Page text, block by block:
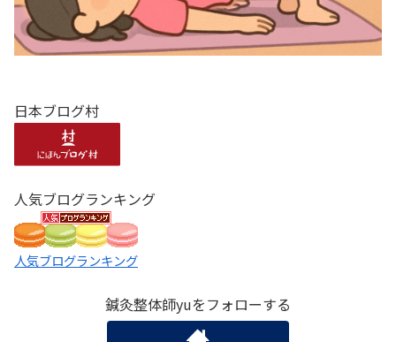
日本ブログ村
人気ブログランキング
人気ブログランキング
鍼灸整体師yuをフォローする